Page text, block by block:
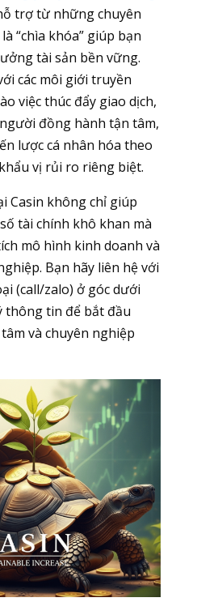
trợ từ những chuyên
“chìa khóa” giúp bạn
tài sản bền vững.
các môi giới truyền
việc thúc đẩy giao dịch,
đồng hành tận tâm,
lược cá nhân hóa theo
vị rủi ro riêng biệt.
Casin không chỉ giúp
tài chính khô khan mà
mô hình kinh doanh và
Bạn hãy liên hệ với
(call/zalo) ở góc dưới
thông tin để bắt đầu
và chuyên nghiệp